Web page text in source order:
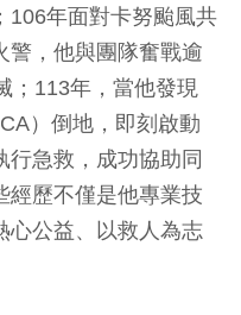
106年面對卡努颱風共
警，他與團隊奮戰逾
；113年，當他發現
）倒地，即刻啟動
行急救，成功協助同
經歷不僅是他專業技
心公益、以救人為志